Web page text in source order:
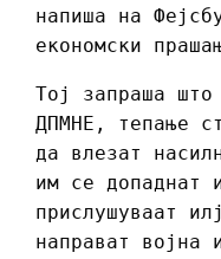
напиша на
економски
Тој запраша
ДПМНЕ, тепање
да влезат
им се допаднат
прислушуваат
направат војна